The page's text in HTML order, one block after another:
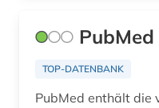
PubMed
TOP-DATENBANK
PubMed enthält die